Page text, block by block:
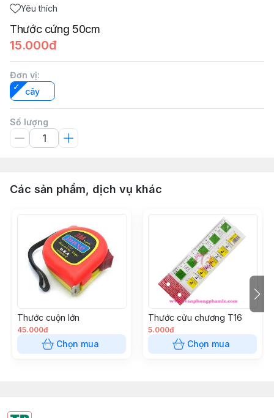
Yêu thích
Thước cứng 50cm
15.000đ
Đơn vị:
cây
Số lượng
Các sản phẩm, dịch vụ khác
Thước cuộn lớn
45.000đ
Chọn mua
Thước cửu chương T16
5.000đ
Chọn mua